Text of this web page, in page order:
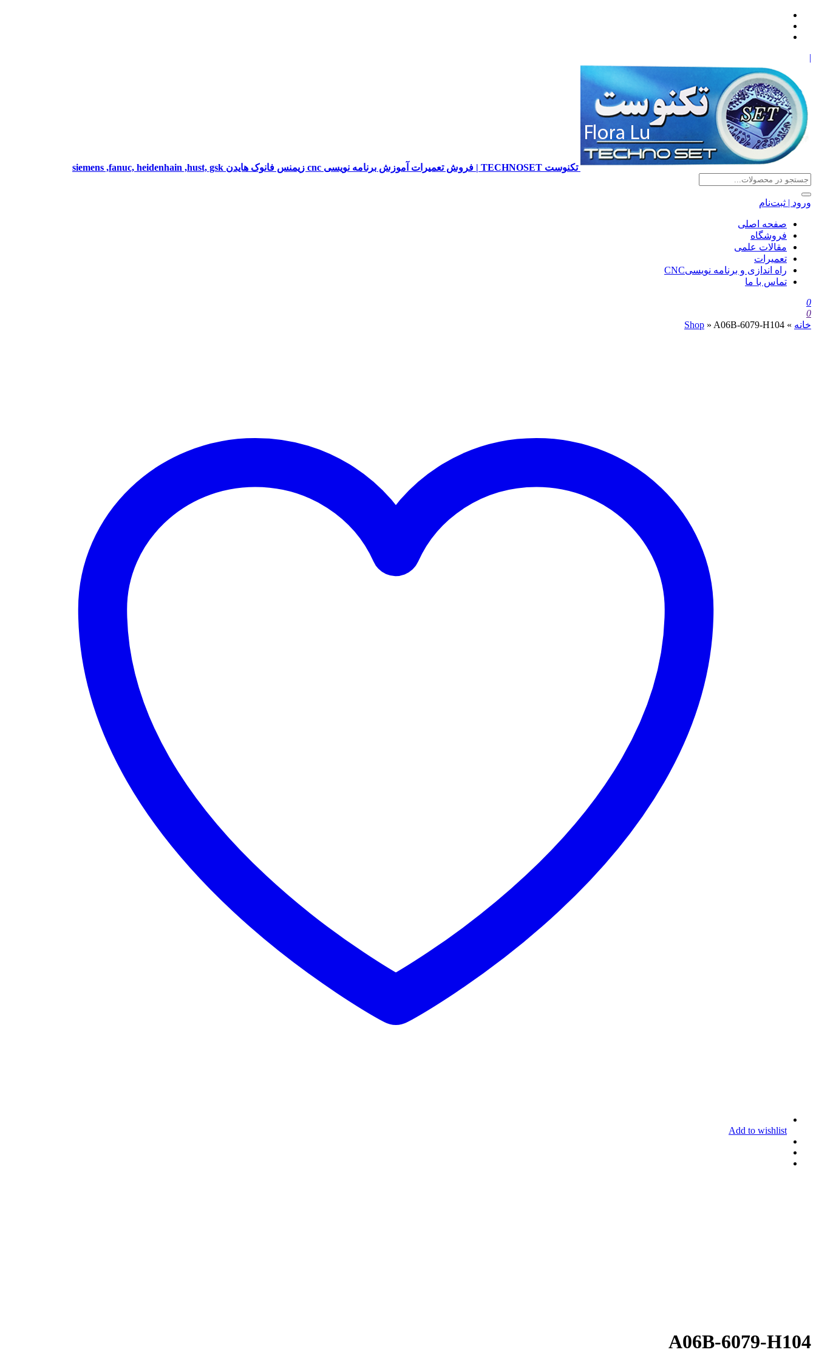
|
تکنوست TECHNOSET | فروش تعمیرات آموزش برنامه نویسی cnc زیمنس فانوک هایدن siemens ,fanuc, heidenhain ,hust, gsk
ورود | ثبت‌نام
صفحه اصلی
فروشگاه
مقالات علمی
تعمیرات
راه اندازی و برنامه نویسیCNC
تماس با ما
0
0
خانه »
Shop » A06B-6079-H104
Add to wishlist
A06B-6079-H104